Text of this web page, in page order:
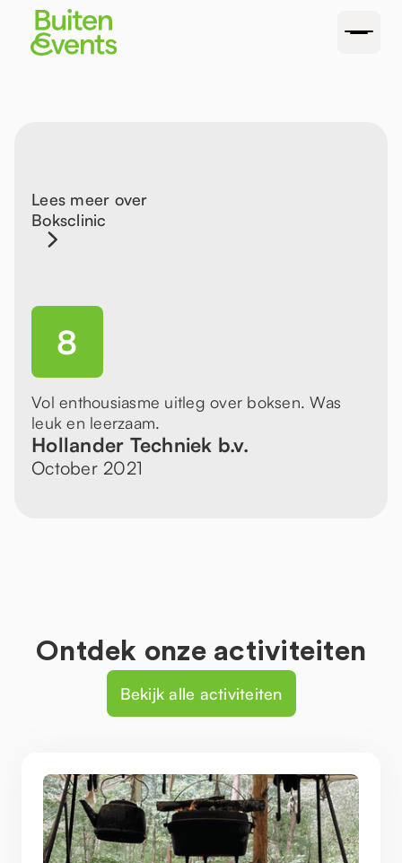
Lees meer over
Boksclinic
8
Vol enthousiasme uitleg over boksen. Was
leuk en leerzaam.
Hollander Techniek b.v.
October 2021
Ontdek onze activiteiten
Bekijk alle activiteiten